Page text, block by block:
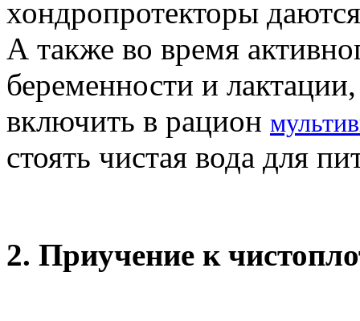
хондропротекторы
А также во время
беременности и
включить в рацион
стоять чистая вода для
2. Приучение к